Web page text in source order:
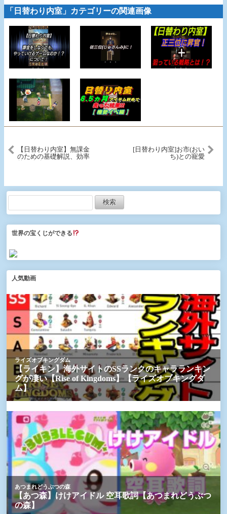
「日替わり内室」カテゴリーの関連画像
【日替わり内室】無課金
のための基礎解説、効率
[日替わり内室]お市(おい
ち)との寵愛
世界の宝くじができる
人気動画